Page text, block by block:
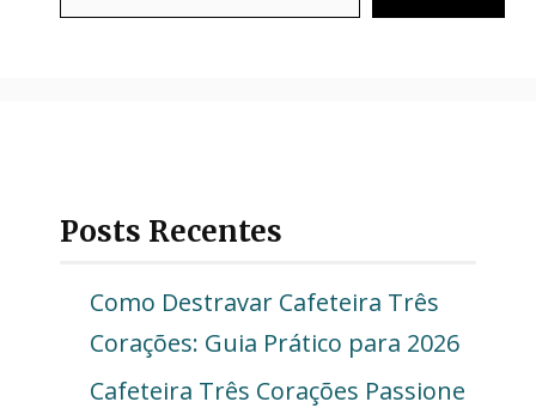
Posts Recentes
Como Destravar Cafeteira Três
Corações: Guia Prático para 2026
Cafeteira Três Corações Passione